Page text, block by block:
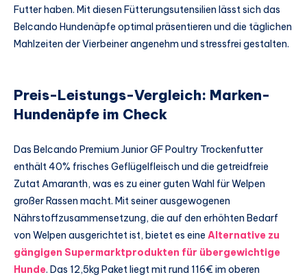
Futter haben. Mit diesen Fütterungsutensilien lässt sich das
Belcando Hundenäpfe optimal präsentieren und die täglichen
Mahlzeiten der Vierbeiner angenehm und stressfrei gestalten.
Preis-Leistungs-Vergleich: Marken-
Hundenäpfe im Check
Das Belcando Premium Junior GF Poultry Trockenfutter
enthält 40% frisches Geflügelfleisch und die getreidfreie
Zutat Amaranth, was es zu einer guten Wahl für Welpen
großer Rassen macht. Mit seiner ausgewogenen
Nährstoffzusammensetzung, die auf den erhöhten Bedarf
von Welpen ausgerichtet ist, bietet es eine Alternative zu
gängigen Supermarktprodukten für übergewichtige
Hunde. Das 12,5kg Paket liegt mit rund 116€ im oberen